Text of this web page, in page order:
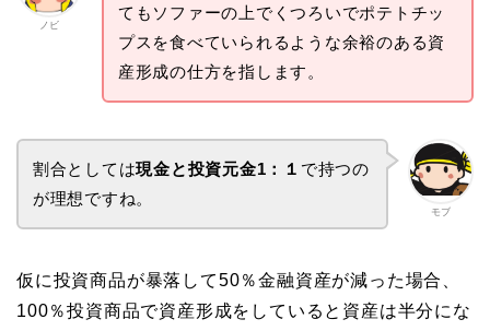
ノビ
てもソファーの上でくつろいでポテトチッ
プスを食べていられるような余裕のある資
産形成の仕方を指します。
モブ
割合としては現金と投資元金1：１ で持つの
が理想ですね。
仮に投資商品が暴落して50％金融資産が減った場合、
100％投資商品で資産形成をしていると資産は半分にな